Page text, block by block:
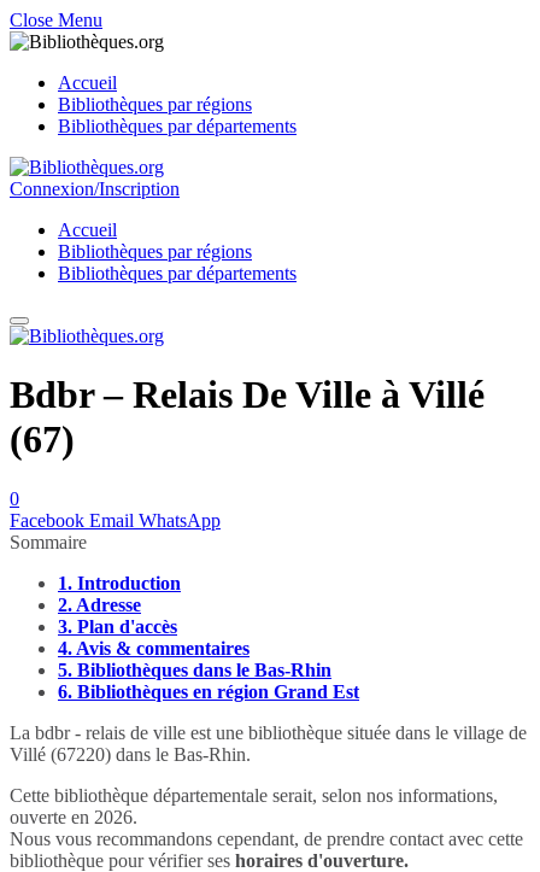
Close Menu
Accueil
Bibliothèques par régions
Bibliothèques par départements
Connexion/Inscription
Accueil
Bibliothèques par régions
Bibliothèques par départements
Bdbr – Relais De Ville à Villé
(67)
0
Facebook Email WhatsApp
Sommaire
1. Introduction
2. Adresse
3. Plan d'accès
4. Avis & commentaires
5. Bibliothèques dans le Bas-Rhin
6. Bibliothèques en région Grand Est
La bdbr - relais de ville est une bibliothèque située dans le village de
Villé (67220) dans le Bas-Rhin.
Cette bibliothèque départementale serait, selon nos informations,
ouverte en 2026.
Nous vous recommandons cependant, de prendre contact avec cette
bibliothèque pour vérifier ses horaires d'ouverture.